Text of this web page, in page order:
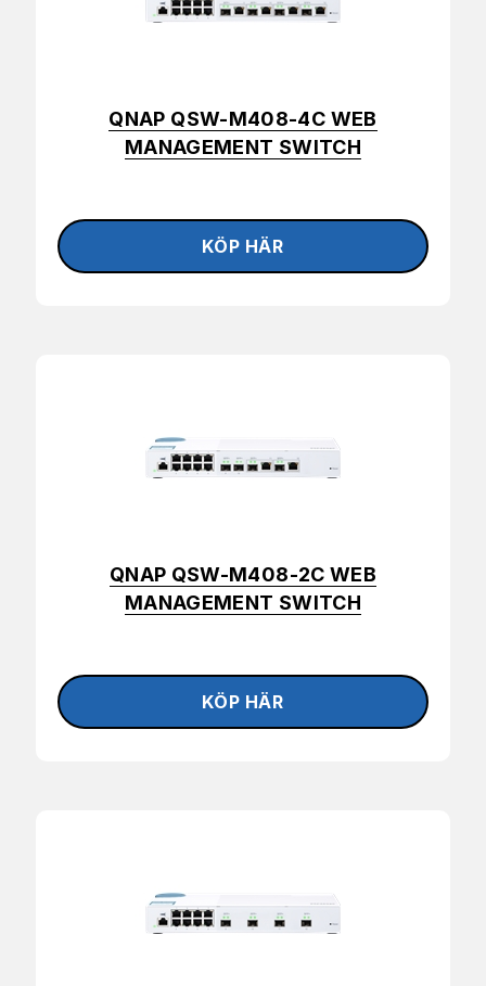
QNAP QSW-M408-4C WEB
MANAGEMENT SWITCH
QNAP QSW-M408-2C WEB
MANAGEMENT SWITCH